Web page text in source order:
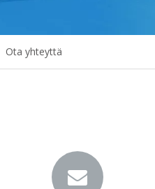
Ota yhteyttä